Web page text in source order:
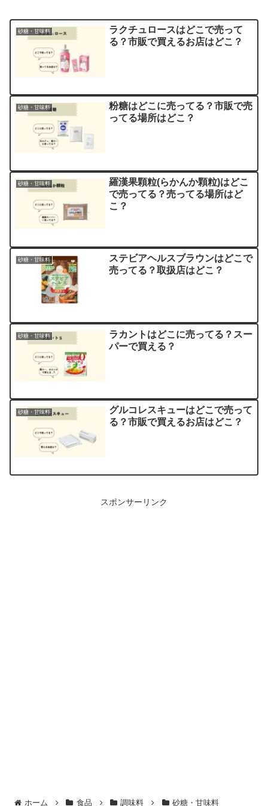
砂糖・甘味料
ラクチュロースはどこで売って
る？市販で買えるお店はどこ？
砂糖・甘味料
粉糖はどこに売ってる？市販で売
ってる場所はどこ？
砂糖・甘味料
羅漢果顆粒(らかんか顆粒)はどこ
で売ってる？売ってる場所はど
こ？
砂糖・甘味料
ステビアヘルスブラウンはどこで
売ってる？取扱店はどこ？
砂糖・甘味料
ラカントはどこに売ってる？スー
パーで買える？
砂糖・甘味料
グルコレスキューはどこで売って
る？市販で買えるお店はどこ？
スポンサーリンク
ホーム 食品 調味料 砂糖・甘味料